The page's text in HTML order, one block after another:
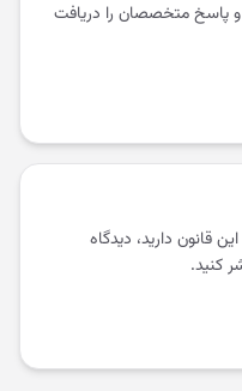
پاسخ متخصصان را دریافت
قانون دارید، دیدگاه
کنید.